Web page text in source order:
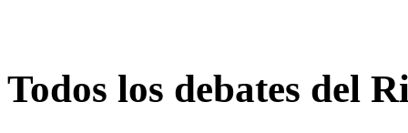
Todos los debates del